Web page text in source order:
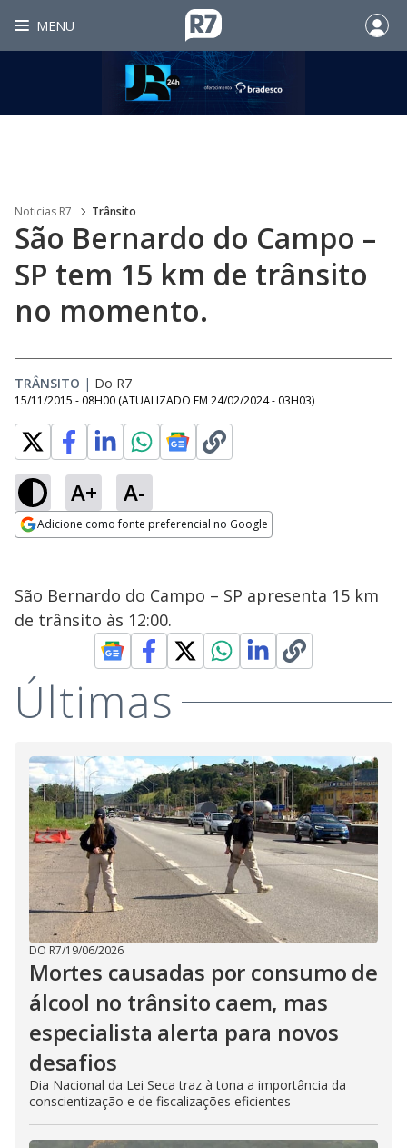
MENU
Noticias R7 Trânsito
São Bernardo do Campo –
SP tem 15 km de trânsito
no momento.
TRÂNSITO | Do R7
15/11/2015 - 08H00 (ATUALIZADO EM 24/02/2024 - 03H03)
A+ A-
Adicione como fonte preferencial no Google
São Bernardo do Campo – SP apresenta 15 km
de trânsito às 12:00.
Últimas
DO R7/19/06/2026
Mortes causadas por consumo de
álcool no trânsito caem, mas
especialista alerta para novos
desafios
Dia Nacional da Lei Seca traz à tona a importância da
conscientização e de fiscalizações eficientes